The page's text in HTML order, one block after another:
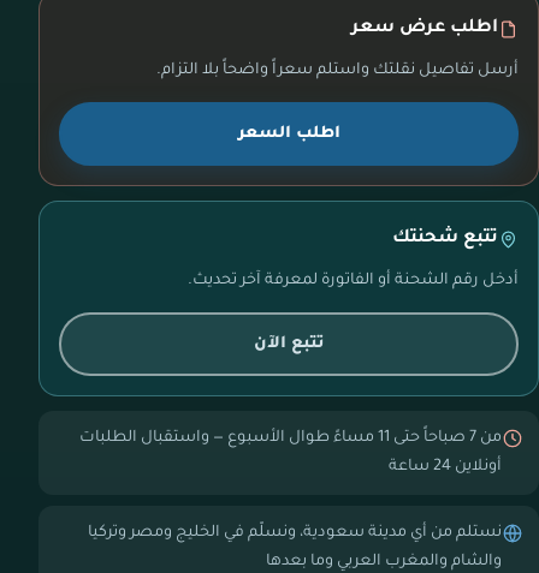
اطلب عرض سعر
أرسل تفاصيل نقلتك واستلم سعراً واضحاً بلا التزام.
اطلب السعر
تتبع شحنتك
أدخل رقم الشحنة أو الفاتورة لمعرفة آخر تحديث.
تتبع الآن
من 7 صباحاً حتى 11 مساءً طوال الأسبوع — واستقبال الطلبات
أونلاين 24 ساعة
نستلم من أي مدينة سعودية، ونسلّم في الخليج ومصر وتركيا
والشام والمغرب العربي وما بعدها